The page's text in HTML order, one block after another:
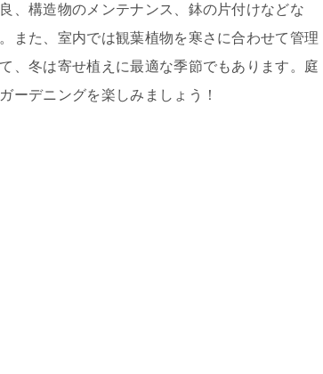
、構造物のメンテナンス、鉢の片付けなどな
また、室内では観葉植物を寒さに合わせて管理
、冬は寄せ植えに最適な季節でもあります。庭
ーデニングを楽しみましょう！